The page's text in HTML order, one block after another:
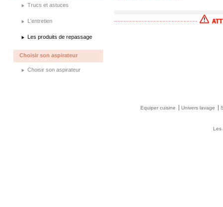
Trucs et astuces
L'entretien
Les produits de repassage
Choisir son aspirateur
Choisir son aspirateur
Equiper cuisine Univers lavage
Les